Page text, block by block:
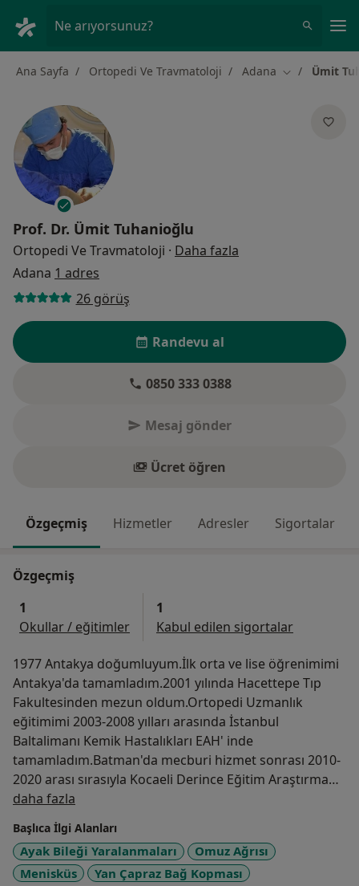
Ne arıyorsunuz?
Ana Sayfa Ortopedi Ve Travmatoloji Adana Şehir değiştir
Ümit
Prof. Dr. Ümit Tuhanioğlu
Ortopedi Ve Travmatoloji · Daha fazla
Adana 1 adres
26 görüş
Randevu al
0850 333 0388
Mesaj gönder
Ücret öğren
Özgeçmiş Hizmetler Adresler Sigortalar
Özgeçmiş
1
Okullar / eğitimler
1
Kabul edilen sigortalar
1977 Antakya doğumluyum.İlk orta ve lise öğrenimimi
Antakya'da tamamladım.2001 yılında Hacettepe Tıp
Fakultesinden mezun oldum.Ortopedi Uzmanlık
eğitimimi 2003-2008 yılları arasında İstanbul
Baltalimanı Kemik Hastalıkları EAH' inde
tamamladım.Batman'da mecburi hizmet sonrası 2010-
2020 arası sırasıyla Kocaeli Derince Eğitim Araştırma
Hastanesi,Adana Numune EAH ve Adana
Şehir EAH 'nde Ortopedi ve Travmatoloji Uzmanı
olarak görev yaptım.2019 yılında doçentlik ünvanını
aldım.Temmuz -2020 itibariyle Özel Adana Medline
Hastanesin'de hizmet vermekteyim.
daha fazla
Başlıca İlgi Alanları
Ayak Bileği Yaralanmaları
Omuz Ağrısı
Menisküs
Yan Çapraz Bağ Kopması